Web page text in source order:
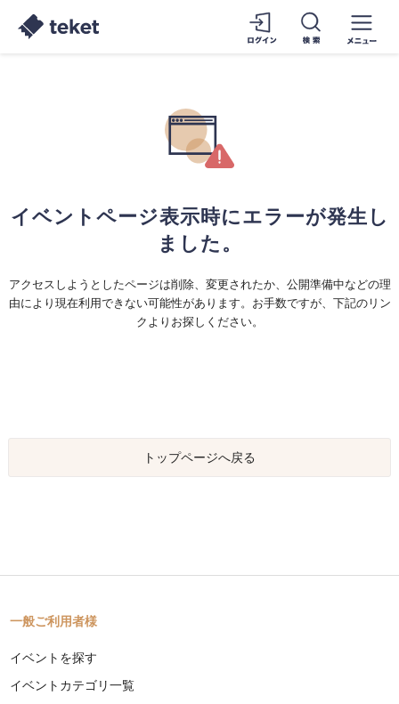
イベントページ表示時にエラーが発生し
ました。
アクセスしようとしたページは削除、変更されたか、公開準備中などの理
由により現在利用できない可能性があります。お手数ですが、下記のリン
クよりお探しください。
トップページへ戻る
一般ご利用者様
イベントを探す
イベントカテゴリ一覧